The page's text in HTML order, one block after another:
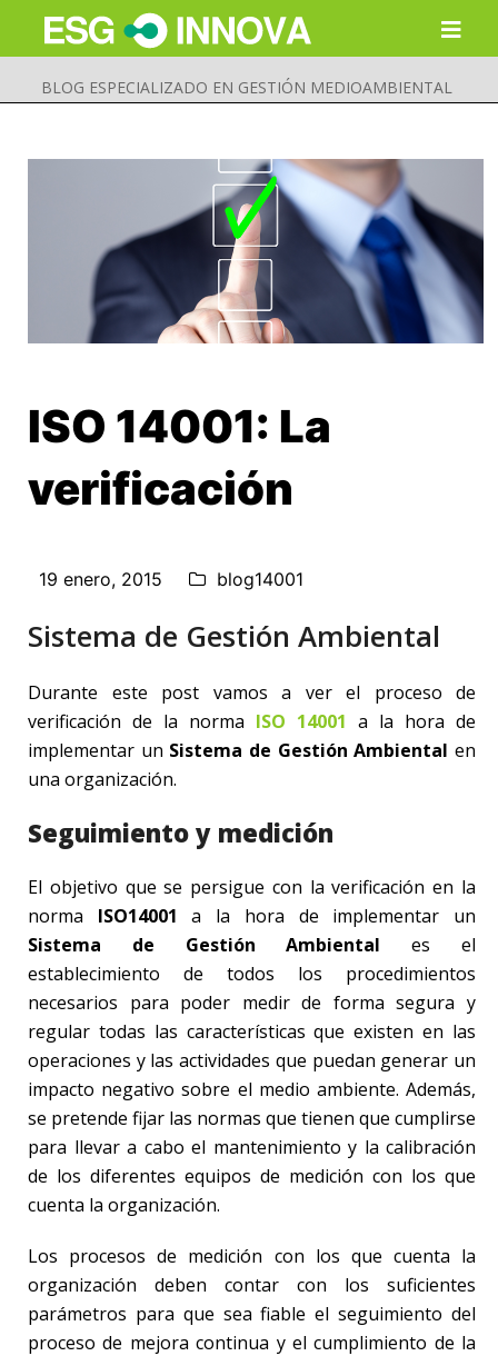
BLOG ESPECIALIZADO EN GESTIÓN MEDIOAMBIENTAL
Buscar Enviar
ISO 14001: La
verificación
19 enero, 2015 blog14001
Sistema de Gestión Ambiental
Durante este post vamos a ver el proceso de
verificación de la norma ISO 14001 a la hora de
implementar un Sistema de Gestión Ambiental en
una organización.
Seguimiento y medición
El objetivo que se persigue con la verificación en la
norma ISO14001 a la hora de implementar un
Sistema de Gestión Ambiental es el
establecimiento de todos los procedimientos
necesarios para poder medir de forma segura y
regular todas las características que existen en las
operaciones y las actividades que puedan generar un
impacto negativo sobre el medio ambiente. Además,
se pretende fijar las normas que tienen que cumplirse
para llevar a cabo el mantenimiento y la calibración
de los diferentes equipos de medición con los que
cuenta la organización.
Los procesos de medición con los que cuenta la
organización deben contar con los suficientes
parámetros para que sea fiable el seguimiento del
proceso de mejora continua y el cumplimiento de la